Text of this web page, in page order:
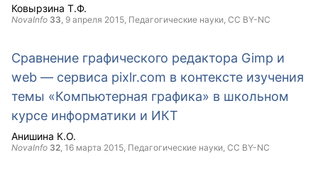
Ковырзина Т.Ф.
NovaInfo 33, 9 апреля 2015, Педагогические науки, CC BY-NC
Сравнение графического редактора Gimp и
web — сервиса pixlr.com в контексте изучения
темы «Компьютерная графика» в школьном
курсе информатики и ИКТ
Анишина К.О.
NovaInfo 32, 16 марта 2015, Педагогические науки, CC BY-NC